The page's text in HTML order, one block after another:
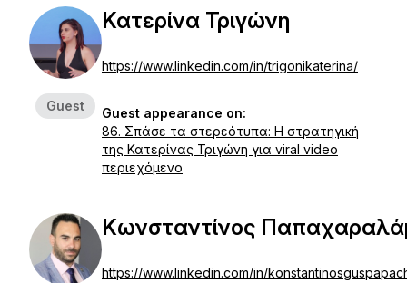
Guest
Κατερίνα Τριγώνη
https://www.linkedin.com/in/trigonikaterina/
Guest appearance on:
86. Σπάσε τα στερεότυπα: Η στρατηγική
της Κατερίνας Τριγώνη για viral video
περιεχόμενο
Κωνσταντίνος
https://www.linkedin.com/in/